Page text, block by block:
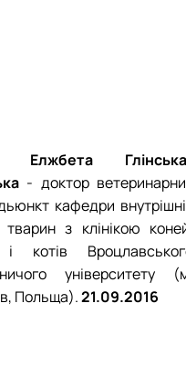
Елжбета
- доктор
кафедри
тварин з клінікою
котів
університету
Польща).21.09.2016